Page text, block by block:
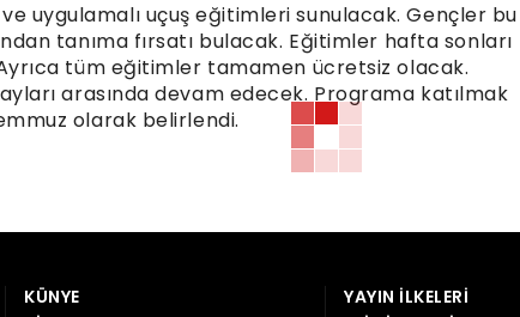
uygulamalı uçuş eğitimleri sunulacak. Gençler bu
tanıma fırsatı bulacak. Eğitimler hafta sonları
tüm eğitimler tamamen ücretsiz olacak.
arasında devam edecek. Programa katılmak
olarak belirlendi.
KÜNYE
YAYIN İLKELERI